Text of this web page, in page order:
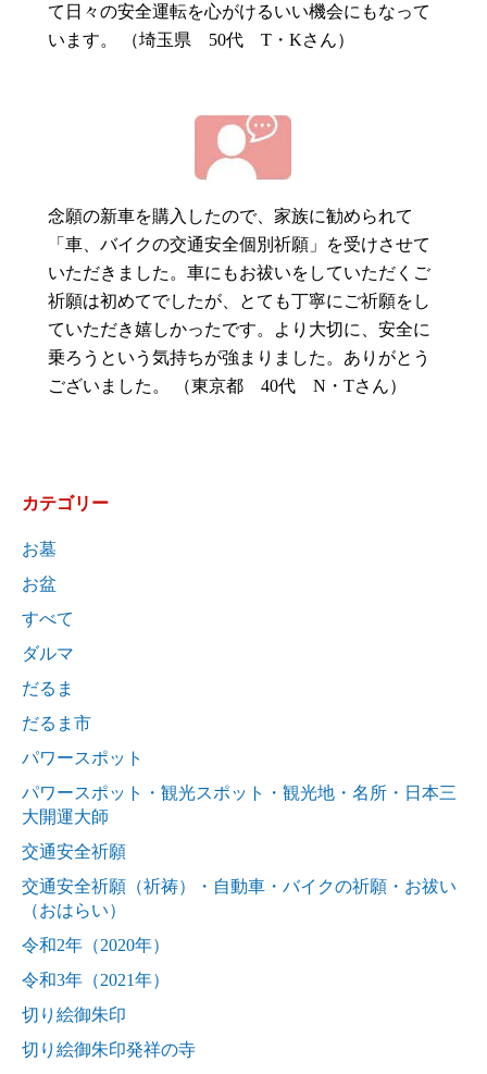
て日々の安全運転を心がけるいい機会にもなって
います。 （埼玉県 50代 T・Kさん）
念願の新車を購入したので、家族に勧められて
「車、バイクの交通安全個別祈願」を受けさせて
いただきました。車にもお祓いをしていただくご
祈願は初めてでしたが、とても丁寧にご祈願をし
ていただき嬉しかったです。より大切に、安全に
乗ろうという気持ちが強まりました。ありがとう
ございました。 （東京都 40代 N・Tさん）
カテゴリー
お墓
お盆
すべて
ダルマ
だるま
だるま市
パワースポット
パワースポット・観光スポット・観光地・名所・日本三
大開運大師
交通安全祈願
交通安全祈願（祈祷）・自動車・バイクの祈願・お祓い
（おはらい）
令和2年（2020年）
令和3年（2021年）
切り絵御朱印
切り絵御朱印発祥の寺